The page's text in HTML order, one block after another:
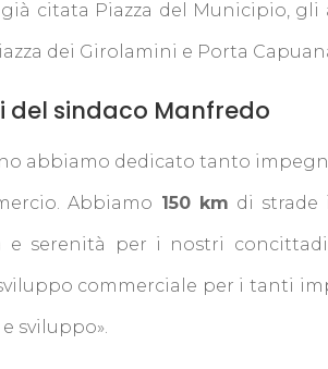
citata Piazza del Municipio,
dei Girolamini e Porta
del sindaco Manfredo
abbiamo dedicato tanto
Abbiamo 150 km di strade
e serenità per i nostri
commerciale per i tanti
sviluppo».